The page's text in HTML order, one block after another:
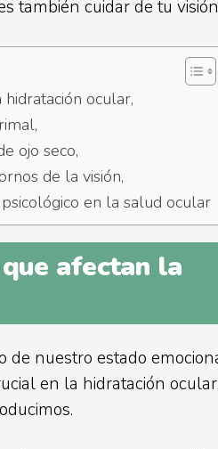
también cuidar de tu
ocular,
ojo seco,
de la visión,
en la salud ocular
afectan la
de nuestro estado
en la hidratación